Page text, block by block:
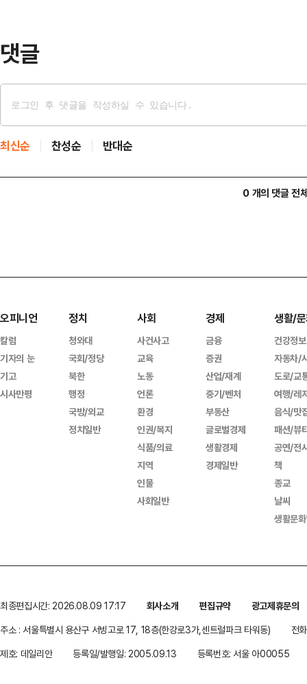
댓글
최신순 찬성순 반대순
0 개의 댓글 전
오피니언
칼럼
기자의 눈
기고
시사만평
정치
청와대
국회/정당
북한
행정
국방/외교
정치일반
사회
사건사고
교육
노동
언론
환경
인권/복지
식품/의료
지역
인물
사회일반
경제
금융
증권
산업/재계
중기/벤처
부동산
글로벌경제
생활경제
경제일반
생활/
건강정보
자동차/
도로/교
여행/레
음식/맛
패션/뷰
공연/전
책
종교
날씨
생활문
최종편집시간: 2026.08.09 17:17 회사소개 편집규약
광고제휴문의
주소 : 서울특별시 용산구 서빙고로 17, 18층(한강로3가,센트럴파크 타워동)
전
제호: 데일리안
등록일/발행일: 2005.09.13 등록번호: 서울 아00055